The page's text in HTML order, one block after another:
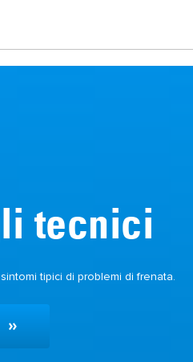
tecnici
tipici di problemi di frenata.